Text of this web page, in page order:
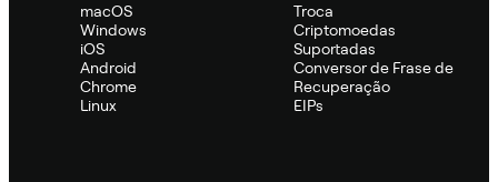
macOS
Windows
iOS
Android
Chrome
Linux
Troca
Criptomoedas
Suportadas
Conversor de Frase de
Recuperação
EIPs